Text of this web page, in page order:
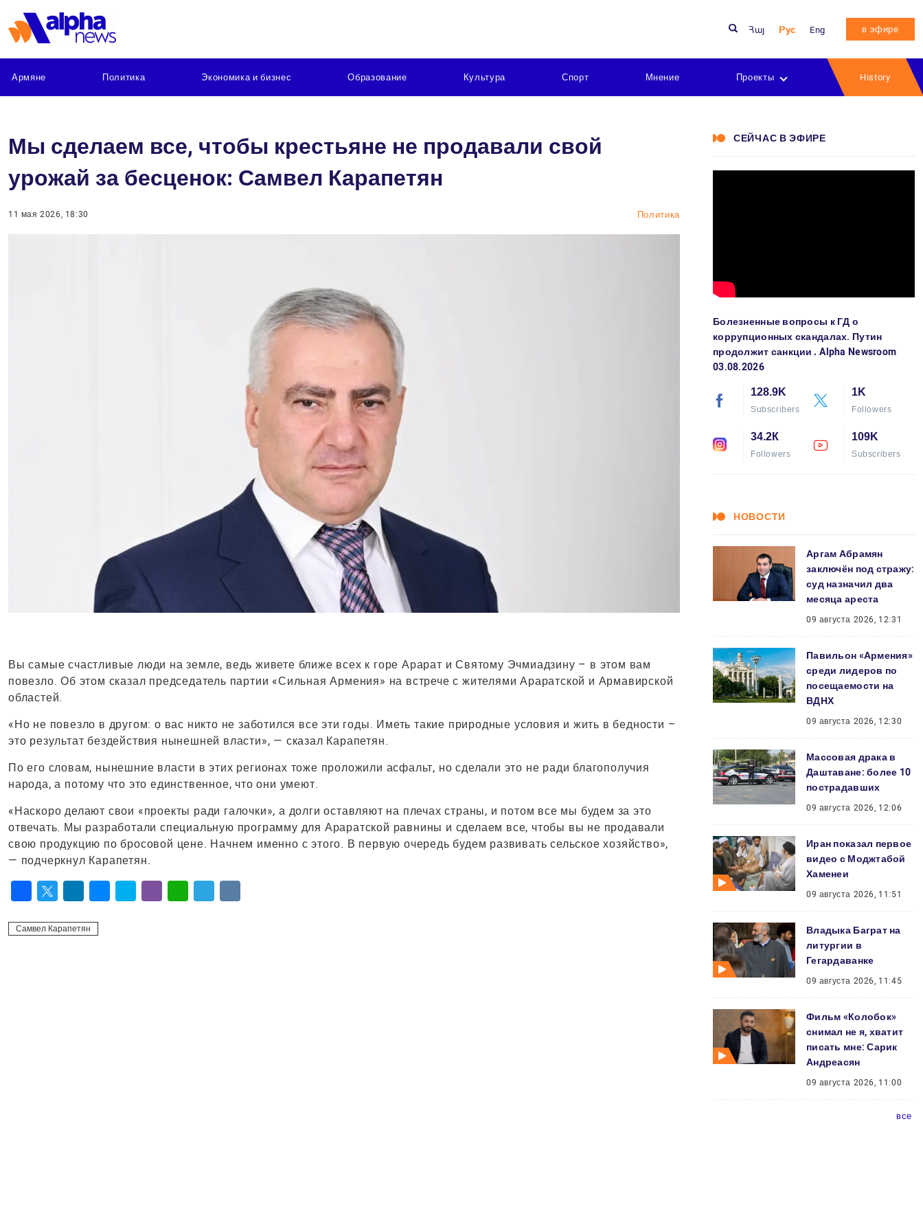
Հայ Рус Eng в эфире
Армяне Политика Экономика и бизнес Образование Культура Спорт Мнение Проекты History
Мы сделаем все, чтобы крестьяне не продавали свой
урожай за бесценок: Самвел Карапетян
11 мая 2026, 18:30 Политика
Вы самые счастливые люди на земле, ведь живете ближе всех к горе Арарат и Святому Эчмиадзину – в этом вам
повезло. Об этом сказал председатель партии «Сильная Армения» на встрече с жителями Араратской и Армавирской
областей.
«Но не повезло в другом: о вас никто не заботился все эти годы. Иметь такие природные условия и жить в бедности –
это результат бездействия нынешней власти», — сказал Карапетян.
По его словам, нынешние власти в этих регионах тоже проложили асфальт, но сделали это не ради благополучия
народа, а потому что это единственное, что они умеют.
«Наскоро делают свои «проекты ради галочки», а долги оставляют на плечах страны, и потом все мы будем за это
отвечать. Мы разработали специальную программу для Араратской равнины и сделаем все, чтобы вы не продавали
свою продукцию по бросовой цене. Начнем именно с этого. В первую очередь будем развивать сельское хозяйство»,
— подчеркнул Карапетян.
Самвел Карапетян
СЕЙЧАС В ЭФИРЕ
Болезненные вопросы к ГД о
коррупционных скандалах. Путин
продолжит санкции․ Alpha Newsroom
03.08.2026
128.9K
Subscribers
1K
Followers
34.2К
Followers
109K
Subscribers
НОВОСТИ
Аргам Абрамян
заключён под стражу:
суд назначил два
месяца ареста
09 августа 2026, 12:31
Павильон «Армения»
среди лидеров по
посещаемости на
ВДНХ
09 августа 2026, 12:30
Массовая драка в
Даштаване: более 10
пострадавших
09 августа 2026, 12:06
Иран показал первое
видео с Моджтабой
Хаменеи
09 августа 2026, 11:51
Владыка Баграт на
литургии в
Гегардаванке
09 августа 2026, 11:45
Фильм «Колобок»
снимал не я, хватит
писать мне: Сарик
Андреасян
09 августа 2026, 11:00
все